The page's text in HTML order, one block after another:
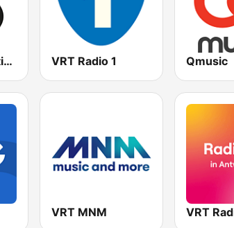
VRT Klara Continuo VRT Radio 1 Qmusic
VRT MNM